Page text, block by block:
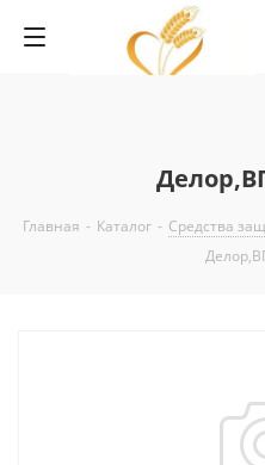
Главная - Каталог - Средства